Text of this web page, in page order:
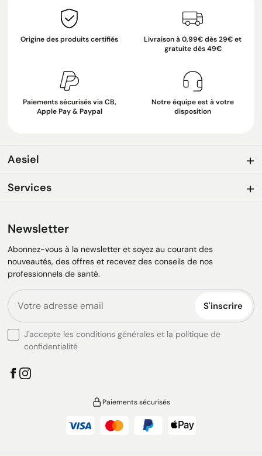
Origine des produits certifiés
Livraison à 0,99€ dès 29€ et
gratuite dès 49€
Paiements sécurisés via CB,
Apple Pay & Paypal
Notre équipe est à votre
disposition
Aesiel
Services
Newsletter
Abonnez-vous à la newsletter et soyez au courant des
nouveautés, des offres et recevez des conseils de nos
professionnels de santé.
S'inscrire
J'accepte les conditions générales et la politique de
confidentialité
Paiements sécurisés